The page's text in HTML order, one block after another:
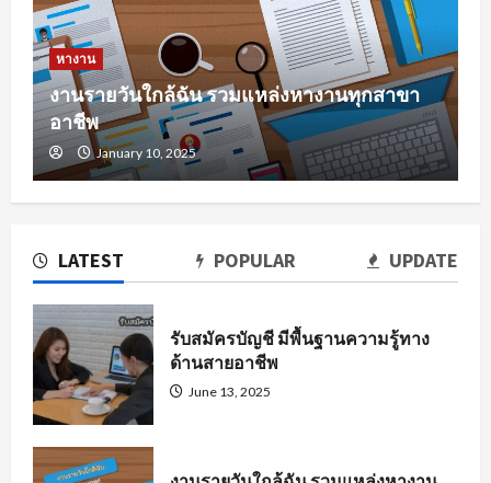
LATEST POPULAR UPDATE
รับสมัครบัญชี มีพื้นฐานความรู้ทาง
ด้านสายอาชีพ
June 13, 2025
หางาน
งานรายวันใกล้ฉัน รวมแหล่งหางานทุกสาขา
อาชีพ
January 10, 2025